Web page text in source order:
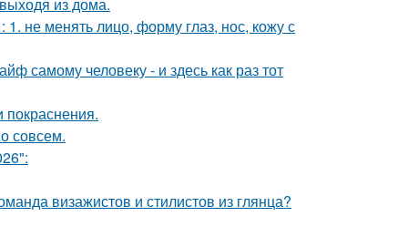
не менять лицо, форму глаз, нос, кожу с
самому человеку - и здесь как раз тот
совсем.
визажистов и стилистов из глянца?